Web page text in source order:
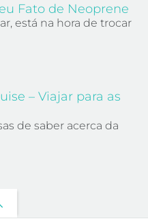
Fato de Neoprene
está na hora de trocar
– Viajar para as
de saber acerca da